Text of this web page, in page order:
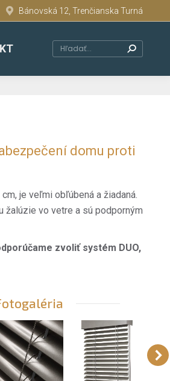
Bánovská 12, Trenčianska Turná
Search:
domu proti
je veľmi obľúbená a žiadaná.
vo vetre a sú podporným
zvoliť systém DUO,